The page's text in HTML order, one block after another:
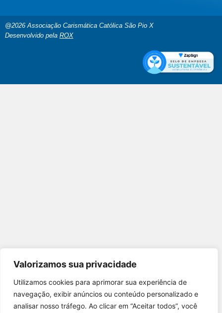
Utilizamos cookies para oferecer melhor
experiência, melhorar o desempenho, analisar
como você interage em nosso site e
Valorizamos sua privacidade
Utilizamos cookies para aprimorar sua experiência de
navegação, exibir anúncios ou conteúdo personalizado e
analisar nosso tráfego. Ao clicar em “Aceitar todos”, você
@2026 Associação Carismática Católica São Pio X
Desenvolvido pela ROX